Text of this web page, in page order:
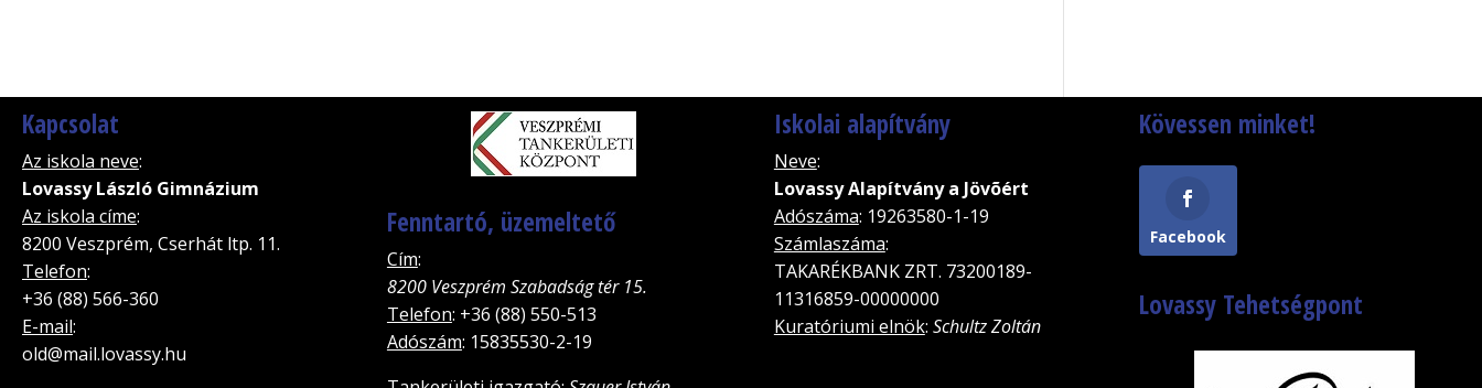
Kapcsolat
Az iskola neve:
Lovassy László Gimnázium
Az iskola címe:
8200 Veszprém, Cserhát ltp. 11.
Telefon:
+36 (88) 566-360
E-mail:
old@mail.lovassy.hu
Fenntartó, üzemeltető
Cím:
8200 Veszprém Szabadság tér 15.
Telefon: +36 (88) 550-513
Adószám: 15835530-2-19
Iskolai alapítvány
Neve:
Lovassy Alapítvány a Jövõért
Adószáma: 19263580-1-19
Számlaszáma:
TAKARÉKBANK ZRT. 73200189-
11316859-00000000
Kuratóriumi elnök: Schultz Zoltán
Kövessen minket!
Facebook
Lovassy Tehetségpont